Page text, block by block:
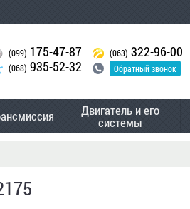
(099) 175-47-87
(068) 935-52-32
(063) 322-96-00
Обратный звонок
Двигатель и его
системы